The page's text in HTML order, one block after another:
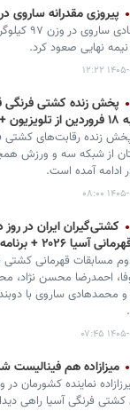
پیروزی مقدرانه ساروی
نیمه نهایی صعود کرد.
۱۲:۲۲
پخش زنده کشتی‌ فرنگی
زنده رقابت‌های کشتی‌
از شبکه سه و ورزش
ادامه آمده است.
۰۸:۰۰
کشتی‌گیران ایران در
۲۰۲۶ + برنامه کامل روز دوم
مسابقات قهرمانی کشتی
احمدرضا محسن نژاد،
محمدهادی ساروی با
۰۷:۴۵
میزازاده هم فینالیست
کشتی فرنگی آسیا راهی